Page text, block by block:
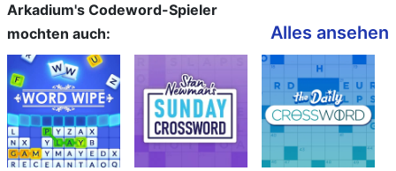
Arkadium's Codeword-Spieler
mochten auch:
Alles ansehen